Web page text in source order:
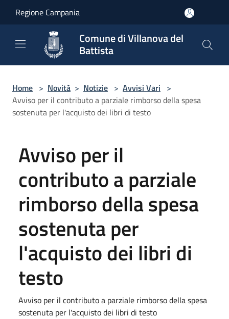
Regione Campania
Comune di Villanova del
Battista
Home > Novità > Notizie > Avvisi Vari >
Avviso per il contributo a parziale rimborso della spesa
sostenuta per l'acquisto dei libri di testo
Avviso per il
contributo a parziale
rimborso della spesa
sostenuta per
l'acquisto dei libri di
testo
Avviso per il contributo a parziale rimborso della spesa
sostenuta per l'acquisto dei libri di testo